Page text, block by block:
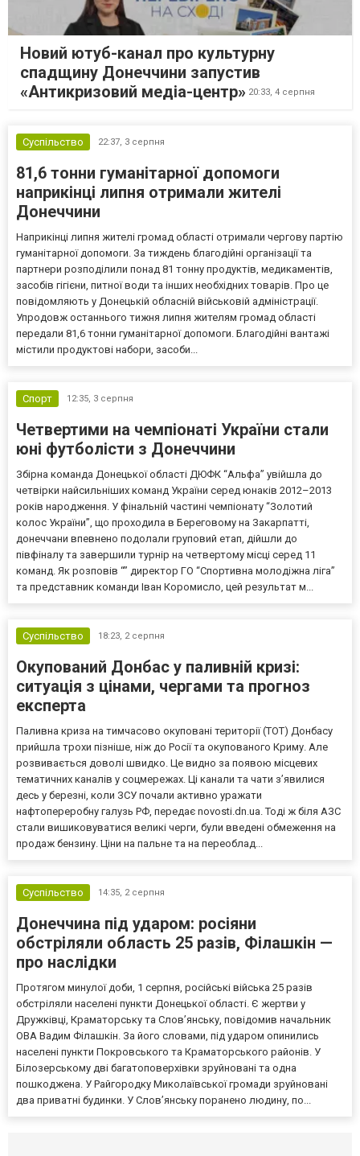
Новий ютуб-канал про культурну
спадщину Донеччини запустив
«Антикризовий медіа-центр» 20:33, 4 серпня
Суспільство 22:37, 3 серпня
81,6 тонни гуманітарної допомоги
наприкінці липня отримали жителі
Донеччини
Наприкінці липня жителі громад області отримали чергову партію
гуманітарної допомоги. За тиждень благодійні організації та
партнери розподілили понад 81 тонну продуктів, медикаментів,
засобів гігієни, питної води та інших необхідних товарів. Про це
повідомляють у Донецькій обласній військовій адміністрації.
Упродовж останнього тижня липня жителям громад області
передали 81,6 тонни гуманітарної допомоги. Благодійні вантажі
містили продуктові набори, засоби...
Спорт 12:35, 3 серпня
Четвертими на чемпіонаті України стали
юні футболісти з Донеччини
Збірна команда Донецької області ДЮФК “Альфа” увійшла до
четвірки найсильніших команд України серед юнаків 2012–2013
років народження. У фінальній частині чемпіонату “Золотий
колос України”, що проходила в Береговому на Закарпатті,
донеччани впевнено подолали груповий етап, дійшли до
півфіналу та завершили турнір на четвертому місці серед 11
команд. Як розповів “” директор ГО “Спортивна молодіжна ліга”
та представник команди Іван Коромисло, цей результат м...
Суспільство 18:23, 2 серпня
Окупований Донбас у паливній кризі:
ситуація з цінами, чергами та прогноз
експерта
Паливна криза на тимчасово окуповані території (ТОТ) Донбасу
прийшла трохи пізніше, ніж до Росії та окупованого Криму. Але
розвивається доволі швидко. Це видно за появою місцевих
тематичних каналів у соцмережах. Ці канали та чати з’явилися
десь у березні, коли ЗСУ почали активно уражати
нафтопереробну галузь РФ, передає novosti.dn.ua. Тоді ж біля АЗС
стали вишиковуватися великі черги, були введені обмеження на
продаж бензину. Ціни на пальне та на переоблад...
Суспільство 14:35, 2 серпня
Донеччина під ударом: росіяни
обстріляли область 25 разів, Філашкін —
про наслідки
Протягом минулої доби, 1 серпня, російські війська 25 разів
обстріляли населені пункти Донецької області. Є жертви у
Дружківці, Краматорську та Слов’янську, повідомив начальник
ОВА Вадим Філашкін. За його словами, під ударом опинились
населені пункти Покровського та Краматорського районів. У
Білозерському дві багатоповерхівки зруйновані та одна
пошкоджена. У Райгородку Миколаївської громади зруйновані
два приватні будинки. У Слов’янську поранено людину, по...